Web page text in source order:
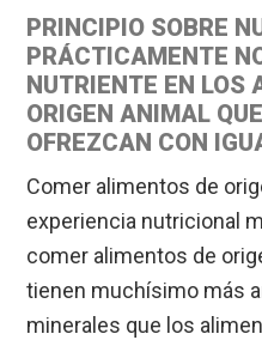
PRINCIPIO SOBRE
PRÁCTICAMENTE
NUTRIENTE EN LOS
ORIGEN ANIMAL
OFREZCAN CON
Comer alimentos de
experiencia nutricional
comer alimentos de
tienen muchísimo más
minerales que los